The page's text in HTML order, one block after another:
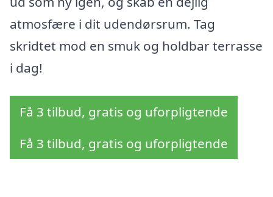
atmosfære i dit udendørsrum. Tag
skridtet mod en smuk og holdbar terrasse
i dag!
Få 3 tilbud, gratis og uforpligtende
Få 3 tilbud, gratis og uforpligtende